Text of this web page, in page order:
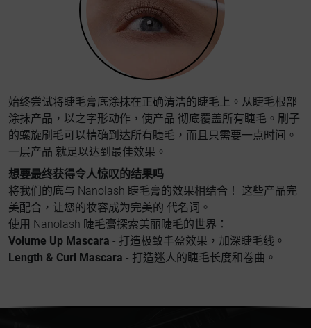
始终尝试将睫毛膏底涂抹在正确清洁的睫毛上。从睫毛根部
涂抹产品，以之字形动作，使产品 彻底覆盖所有睫毛。刷子
的螺旋刷毛可以精确到达所有睫毛，而且只需要一点时间。
一层产品 就足以达到最佳效果。
想要最终获得令人惊叹的结果吗
将我们的底与 Nanolash 睫毛膏的效果相结合！ 这些产品完
美配合，让您的妆容成为完美的 代名词。
使用 Nanolash 睫毛膏探索美丽睫毛的世界：
Volume Up Mascara - 打造极致丰盈效果，加深睫毛线。
Length & Curl Mascara - 打造迷人的睫毛长度和卷曲。